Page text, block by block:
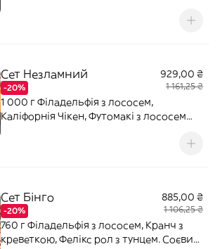
Соєвий соус - 80 мл (2 шт). Імбир - 20 г.
Сет Незламний
-20%
929,00 ₴
1 161,25 ₴
1 000 г Філадельфія з лососем,
Каліфорнія Чікен, Футомакі з лососем
Сет Бінго
-20%
885,00 ₴
1 106,25 ₴
760 г Філадельфія з лососем, Кранч з
креветкою, Фелікс рол з тунцем. Соєвий